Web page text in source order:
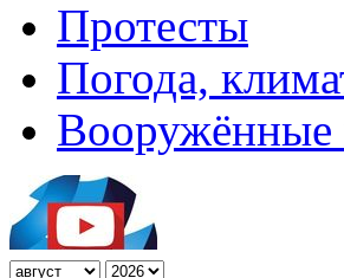
Протесты
Погода,
Вооружённые